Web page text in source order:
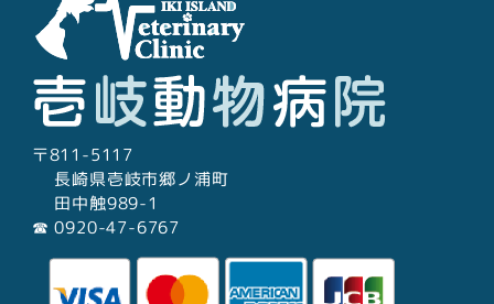
〒811-5117
長崎県壱岐市郷ノ浦町
田中触989-1
☎︎ 0920-47-6767